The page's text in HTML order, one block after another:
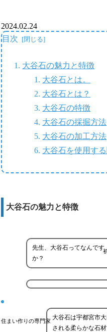
2024.02.24
目次
大谷石の魅力と特徴
大谷石とは。
大谷石とは？
大谷石の特徴
大谷石の採掘方法
大谷石の加工方法
大谷石を使用す
大谷石の魅力と特徴
先生、大谷石ってなんです
か？
住まい作りの専門家 大谷石は宇都宮市
される柔らかな石